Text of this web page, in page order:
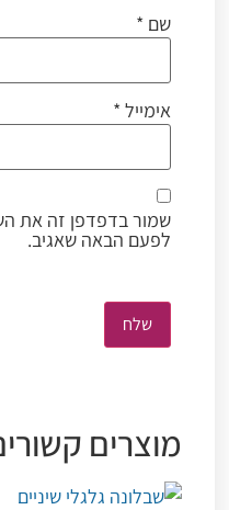
שם *
אימייל*
שמור בדפדפן זה את
לפעם הבאה שאגיב.
מוצרים